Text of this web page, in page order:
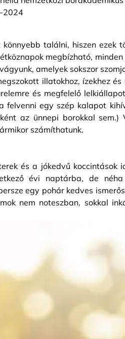
2024
találni, hiszen ezek
megbízható,
amelyek sokszor
illatokhoz, ízekhez
és megfelelő
felvenni egy szép kalapot
az ünnepi borokkal
számíthatunk.
és a jókedvű koccintások
évi naptárba, de
egy pohár kedves
nem noteszban, sokkal